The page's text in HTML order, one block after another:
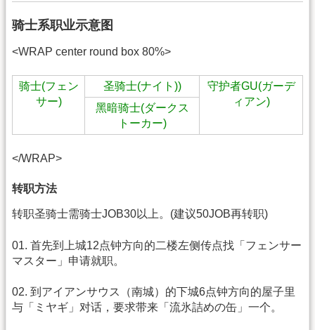
骑士系职业示意图
<WRAP center round box 80%>
骑士(フェン
サー)
圣骑士(ナイト))
守护者GU(ガーデ
ィアン)
黑暗骑士(ダークス
トーカー)
</WRAP>
转职方法
转职圣骑士需骑士JOB30以上。(建议50JOB再转职)
01. 首先到上城12点钟方向的二楼左侧传点找「フェンサー
マスター」申请就职。
02. 到アイアンサウス（南城）的下城6点钟方向的屋子里
与「ミヤギ」对话，要求带来「流氷詰めの缶」一个。